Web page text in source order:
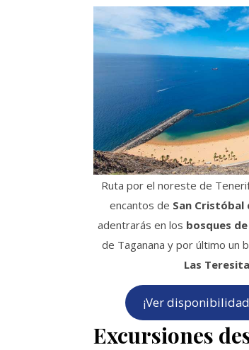
Ruta por el noreste de
encantos de San Cristóbal
adentrarás en los bosques
de Taganana y por último un
Las
¡Ver
Excursiones